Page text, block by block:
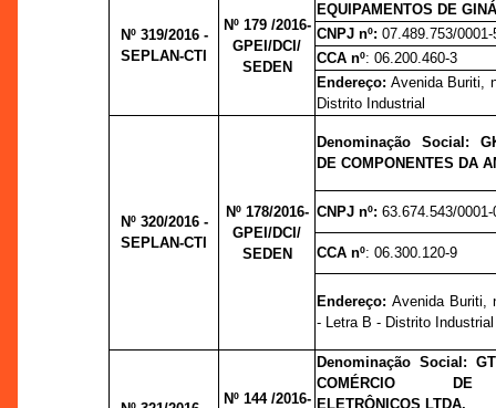
Nº 319/2016 -
SEPLAN-CTI
Nº 179 /2016-
GPEI/DCI/
SEDEN
EQUIPAMENTOS DE
CNPJ nº:07.489.753/0001-
CCA nº: 06.200.460-3
Endereço: Avenida Buriti,
Distrito Industrial
Nº 320/2016 -
SEPLAN-CTI
Nº 178/2016-
GPEI/DCI/
SEDEN
Denominação Social:
DE COMPONENTES DA
CNPJ nº:63.674.543/0001-
CCA nº: 06.300.120-9
Endereço:Avenida Buriti,
- Letra B - Distrito Industrial
Nº 144 /2016-
Denominação Social:
COMÉRCIO DE
ELETRÔNICOS LTDA.